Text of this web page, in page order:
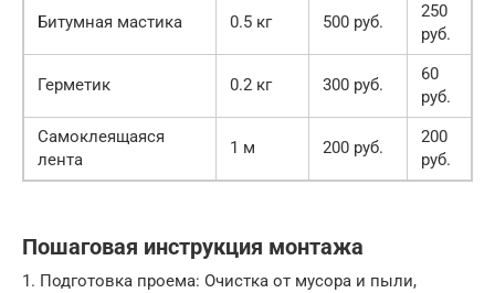
Битумная мастика 0.5 кг 500 руб.
250
руб.
Герметик 0.2 кг 300 руб.
60
руб.
Самоклеящаяся
лента
1 м 200 руб.
200
руб.
Пошаговая инструкция монтажа
1. Подготовка проема: Очистка от мусора и пыли,